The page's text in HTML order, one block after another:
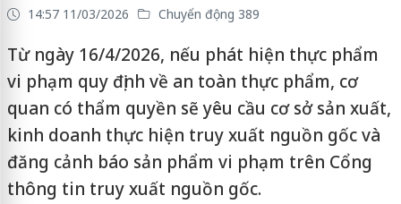
14:57 11/03/2026 Chuyển động 389
Từ ngày 16/4/2026, nếu phát hiện thực phẩm
vi phạm quy định về an toàn thực phẩm, cơ
quan có thẩm quyền sẽ yêu cầu cơ sở sản xuất,
kinh doanh thực hiện truy xuất nguồn gốc và
đăng cảnh báo sản phẩm vi phạm trên Cổng
thông tin truy xuất nguồn gốc.